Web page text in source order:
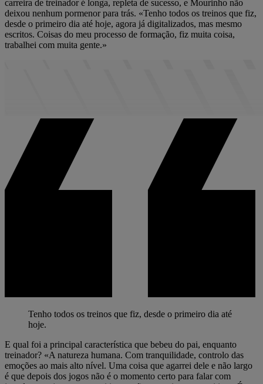
carreira de treinador é longa, repleta de sucesso, e Mourinho não
deixou nenhum pormenor para trás. «Tenho todos os treinos que fiz,
desde o primeiro dia até hoje, agora já digitalizados, mas mesmo
escritos. Coisas do meu processo de formação, fiz muita coisa,
trabalhei com muita gente.»
Tenho todos os treinos que fiz, desde o primeiro dia até
hoje.
E qual foi a principal característica que bebeu do pai, enquanto
treinador? «A natureza humana. Com tranquilidade, controlo das
emoções ao mais alto nível. Uma coisa que agarrei dele e não largo
é que depois dos jogos não é o momento certo para falar com